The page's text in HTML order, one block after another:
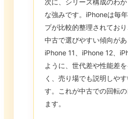
次に、シリーズ構成のわ
な強みです。iPhoneは毎
プが比較的整理されてお
中古で選びやすい傾向があ
iPhone 11、iPhone 12、
ように、世代差や性能差
く、売り場でも説明しや
す。これが中古での回転
ます。